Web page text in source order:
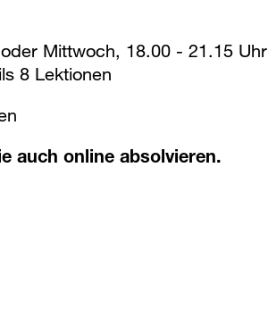
Mittwoch, 18.00 - 21.15 Uhr
8 Lektionen
auch online absolvieren.